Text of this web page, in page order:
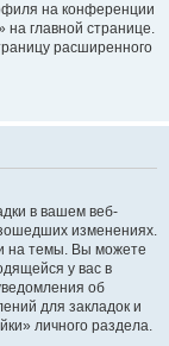
на конференции
главной странице.
расширенного
в вашем веб-
изменениях.
на темы. Вы можете
у вас в
об
для закладок и
личного раздела.